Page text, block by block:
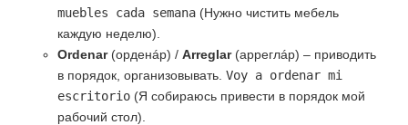
muebles cada semana (Нужно чистить мебель
каждую неделю).
Ordenar(орденáр) / Arreglar(арреглáр) – приводить
в порядок, организовывать. Voy a ordenar mi
escritorio (Я собираюсь привести в порядок мой
рабочий стол).